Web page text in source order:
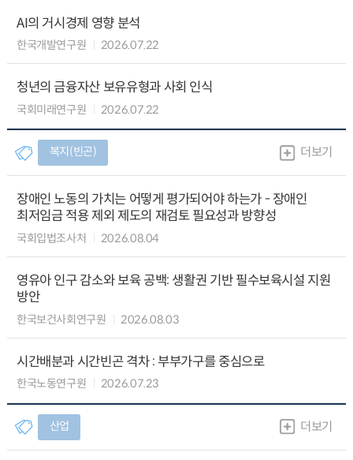
AI의 거시경제 영향 분석
한국개발연구원 2026.07.22
청년의 금융자산 보유유형과 사회 인식
국회미래연구원 2026.07.22
복지(빈곤) 더보기
장애인 노동의 가치는 어떻게 평가되어야 하는가 - 장애인
최저임금 적용 제외 제도의 재검토 필요성과 방향성
국회입법조사처 2026.08.04
영유아 인구 감소와 보육 공백: 생활권 기반 필수보육시설 지원
방안
한국보건사회연구원 2026.08.03
시간배분과 시간빈곤 격차 : 부부가구를 중심으로
한국노동연구원 2026.07.23
산업 더보기